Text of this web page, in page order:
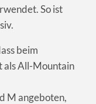
So ist
beim
als All-Mountain
M angeboten,